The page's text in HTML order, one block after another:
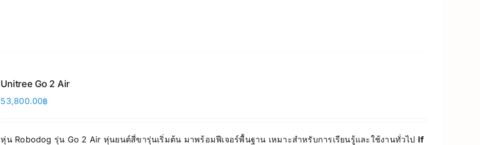
Unitree Go 2 Air
53,800.00฿
หุ่น Robodog รุ่น Go 2 Air หุ่นยนต์สี่ขารุ่นเริ่มต้น มาพร้อมฟีเจอร์พื้นฐาน เหมาะสำหรับการเรียนรู้และใช้งานทั่วไป If